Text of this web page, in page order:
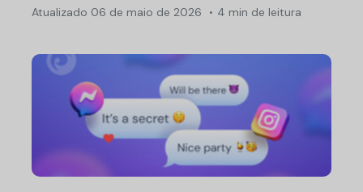
Atualizado 06 de maio de 2026 4 min de leitura